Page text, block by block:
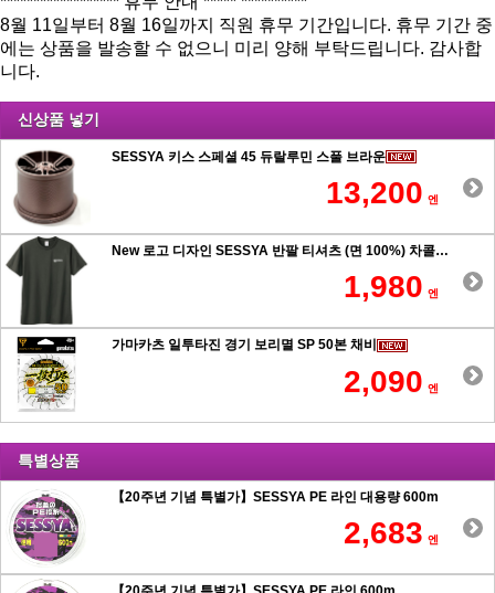
8월 11일부터 8월 16일까지 직원 휴무 기간입니다. 휴무 기간 중
에는 상품을 발송할 수 없으니 미리 양해 부탁드립니다. 감사합
니다.
신상품 넣기
SESSYA 키스 스페셜 45 듀랄루민 스풀 브라운
13,200 엔
New 로고 디자인 SESSYA 반팔 티셔츠 (면 100%) 차콜
1,980 엔
가마카츠 일투타진 경기 보리멸 SP 50본 채비
2,090 엔
특별상품
【20주년 기념 특별가】SESSYA PE 라인 대용량 600m
2,683 엔